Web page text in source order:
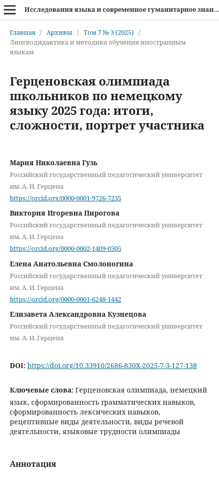
Исследования языка и современное гуманитарное знание
Главная / Архивы / Том 7 № 3 (2025) /
Лингводидактика и методика обучения иностранным
языкам
Герценовская олимпиада
школьников по немецкому
языку 2025 года: итоги,
сложности, портрет участника
Мария Николаевна Гузь
Российский государственный педагогический университет
им. А. И. Герцена
https://orcid.org/0000-0001-9726-7235
Виктория Игоревна Пирогова
Российский государственный педагогический университет
им. А. И. Герцена
https://orcid.org/0000-0002-1409-0305
Елена Анатольевна Смолоногина
Российский государственный педагогический университет
им. А. И. Герцена
https://orcid.org/0000-0001-6248-1442
Елизавета Александровна Кузнецова
Российский государственный педагогический университет
им. А. И. Герцена
DOI: https://doi.org/10.33910/2686-830X-2025-7-3-127-138
Ключевые слова: Герценовская олимпиада, немецкий
язык, сформированность грамматических навыков,
сформированность лексических навыков,
рецептивные виды деятельности, виды речевой
деятельности, языковые трудности олимпиады
Аннотация